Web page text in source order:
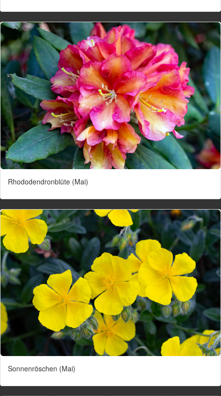
Rhododendronblüte (Mai)
Sonnenröschen (Mai)